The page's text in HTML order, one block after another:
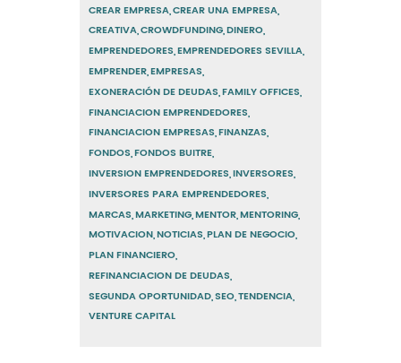
CREAR EMPRESA CREAR UNA EMPRESA
CREATIVA CROWDFUNDING DINERO
EMPRENDEDORES EMPRENDEDORES SEVILLA
EMPRENDER EMPRESAS
EXONERACIÓN DE DEUDAS FAMILY OFFICES
FINANCIACION EMPRENDEDORES
FINANCIACION EMPRESAS FINANZAS
FONDOS FONDOS BUITRE
INVERSION EMPRENDEDORES INVERSORES
INVERSORES PARA EMPRENDEDORES
MARCAS MARKETING MENTOR MENTORING
MOTIVACION NOTICIAS PLAN DE NEGOCIO
PLAN FINANCIERO
REFINANCIACION DE DEUDAS
SEGUNDA OPORTUNIDAD SEO TENDENCIA
VENTURE CAPITAL